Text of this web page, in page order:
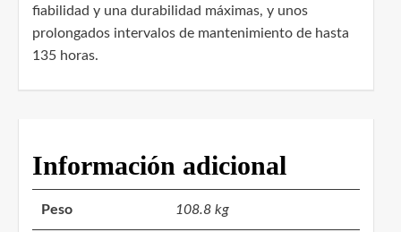
fiabilidad y una durabilidad máximas, y unos
prolongados intervalos de mantenimiento de hasta
135 horas.
Información adicional
Peso 108.8 kg